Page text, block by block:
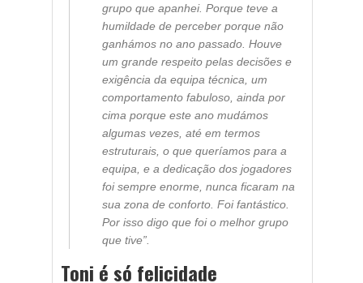
grupo que apanhei. Porque teve a
humildade de perceber porque não
ganhámos no ano passado. Houve
um grande respeito pelas decisões e
exigência da equipa técnica, um
comportamento fabuloso, ainda por
cima porque este ano mudámos
algumas vezes, até em termos
estruturais, o que queríamos para a
equipa, e a dedicação dos jogadores
foi sempre enorme, nunca ficaram na
sua zona de conforto. Foi fantástico.
Por isso digo que foi o melhor grupo
que tive”.
Toni é só felicidade